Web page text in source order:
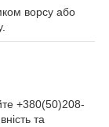
ворсу або
+380(50)208-
та